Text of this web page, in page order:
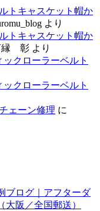
トキャスケット帽か
より
トキャスケット帽か
縁 彰 より
クローラーベルト
クローラーベルト
ェーン修理 に
ブログ｜アフターダ
阪／全国郵送）